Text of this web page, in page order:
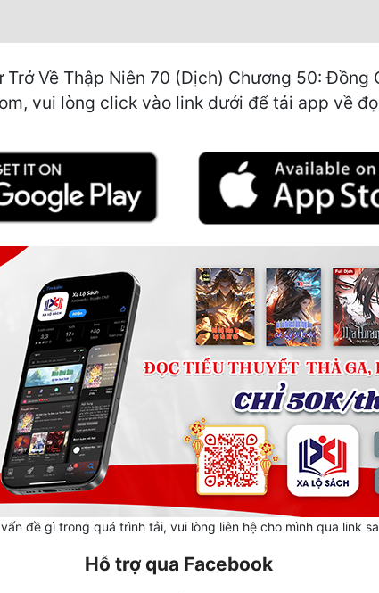
Về Thập Niên 70 (Dịch) Chương 50: Đồng
vui lòng click vào link dưới để tải app về
đề gì trong quá trình tải, vui lòng liên hệ cho mình qua link
Hỗ trợ qua Facebook